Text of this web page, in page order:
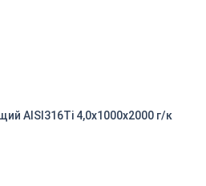
Лист нержавеющий AISI316Ti 4,0х1000х2000 г/к